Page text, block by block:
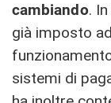
cambiando.
già imposto
sistemi di